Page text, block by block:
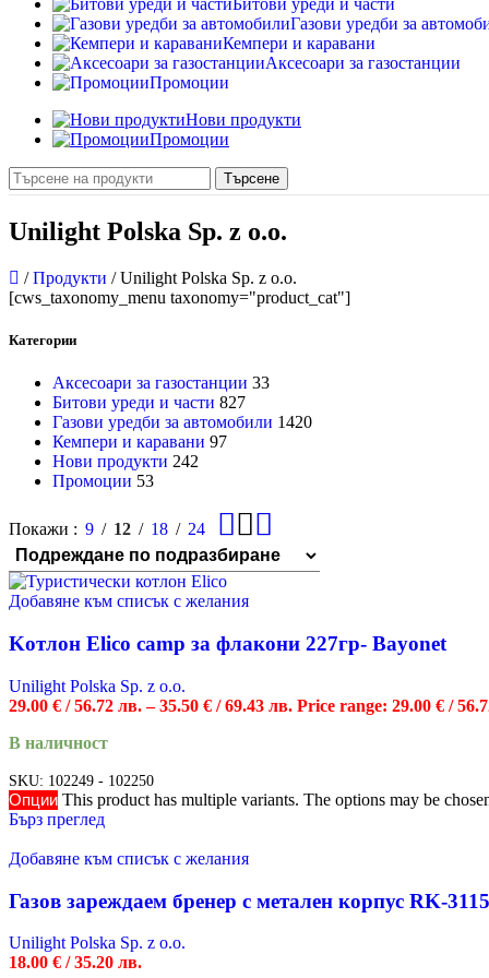
Битови уреди и части
Газови уредби за
Кемпери и каравани
Аксесоари за газостанции
Промоции
Нови продукти
Промоции
Търсене
Unilight Polska Sp. z o.o.
/Продукти /Unilight Polska Sp. z o.o.
[cws_taxonomy_menu taxonomy="product_cat"]
Категории
Аксесоари за газостанции 33
Битови уреди и части 827
Газови уредби за автомобили 1420
Кемпери и каравани 97
Нови продукти 242
Промоции 53
Покажи 9 12 18 24
Добавяне към списък с желания
Kотлон Elico camp за флакони 227гр- Bayonet
Unilight Polska Sp. z o.o.
29.00 € / 56.72 лв.– 35.50 € / 69.43 лв. Price range: 29.00 € /
В наличност
SKU: 102249 - 102250
Опции This product has multiple variants. The options may be
Бърз преглед
Добавяне към списък с желания
Газов зареждаем бренер с метален корпус RK-
Unilight Polska Sp. z o.o.
18.00 € / 35.20 лв.